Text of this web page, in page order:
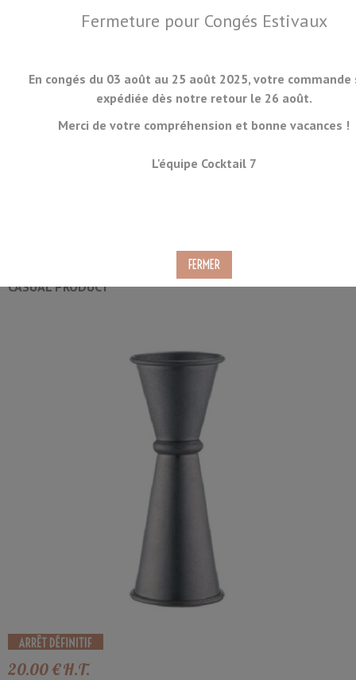
MENU
Fermeture pour Congés Estivaux
En congés du 03 août au 25 août 2025, votre commande
expédiée dès notre retour le 26 août.
Merci de votre compréhension et bonne vacances !
L'équipe Cocktail 7
CASUAL PRODUCT
20.00€H.T.